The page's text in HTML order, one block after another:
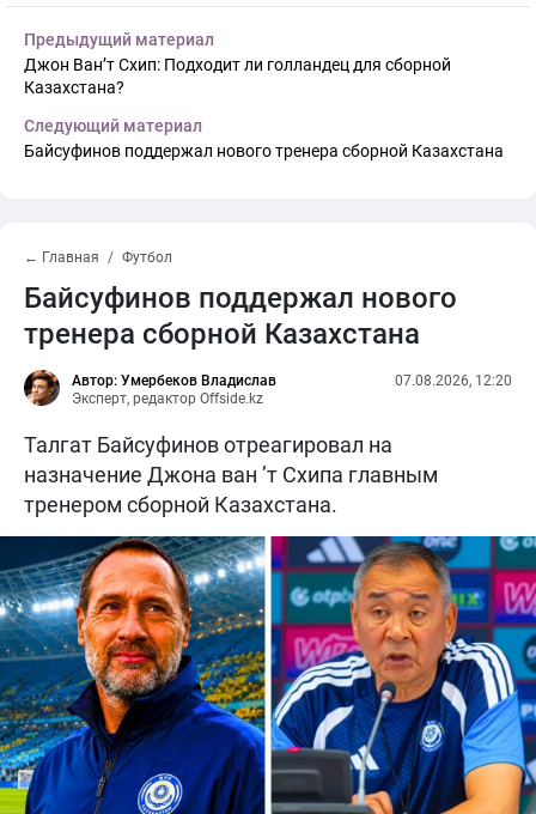
Предыдущий материал
Джон Ван’т Схип: Подходит ли голландец для сборной
Казахстана?
Следующий материал
Байсуфинов поддержал нового тренера сборной Казахстана
← Главная Футбол
Байсуфинов поддержал нового
тренера сборной Казахстана
Автор: Умербеков Владислав
Эксперт, редактор Offside.kz
07.08.2026, 12:20
Талгат Байсуфинов отреагировал на
назначение Джона ван ’т Схипа главным
тренером сборной Казахстана.